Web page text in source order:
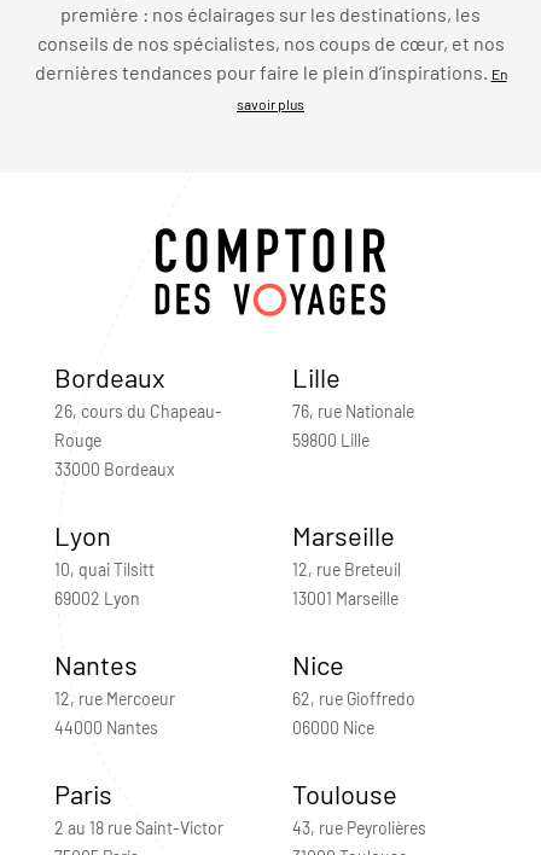
première : nos éclairages sur les destinations, les
conseils de nos spécialistes, nos coups de cœur, et nos
dernières tendances pour faire le plein d’inspirations.
En
savoir plus
Bordeaux
26, cours du Chapeau-
Rouge
33000 Bordeaux
Lille
76, rue Nationale
59800 Lille
Lyon
10, quai Tilsitt
69002 Lyon
Marseille
12, rue Breteuil
13001 Marseille
Nantes
12, rue Mercoeur
44000 Nantes
Nice
62, rue Gioffredo
06000 Nice
Paris
2 au 18 rue Saint-Victor
Toulouse
43, rue Peyrolières